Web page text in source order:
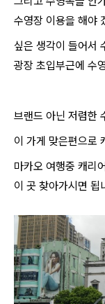
수영장 이용을 해야
싶은 생각이 들어서
광장 초입부근에 수
브랜드 아닌 저렴한
이 가게 맞은편으로
마카오 여행중 캐리
이 곳 찾아가시면 됩